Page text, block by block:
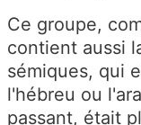
Ce groupe,
contient aussi
sémiques, qui
l'hébreu ou
passant, était